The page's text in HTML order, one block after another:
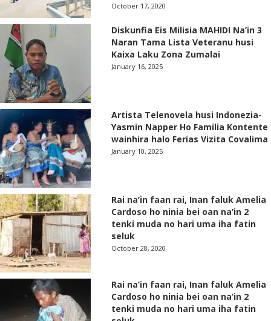
October 17, 2020
Diskunfia Eis Milisia MAHIDI Na’in 3
Naran Tama Lista Veteranu husi
Kaixa Laku Zona Zumalai
January 16, 2025
Artista Telenovela husi Indonezia-
Yasmin Napper Ho Familia Kontente
wainhira halo Ferias Vizita Covalima
January 10, 2025
Rai na’in faan rai, Inan faluk Amelia
Cardoso ho ninia bei oan na’in 2
tenki muda no hari uma iha fatin
seluk
October 28, 2020
Rai na’in faan rai, Inan faluk Amelia
Cardoso ho ninia bei oan na’in 2
tenki muda no hari uma iha fatin